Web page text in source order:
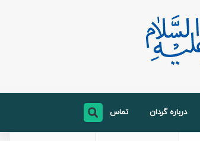
درباره گردان تماس